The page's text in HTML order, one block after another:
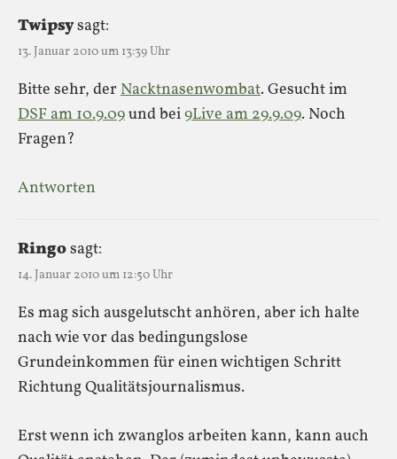
Twipsysagt:
13. Januar 2010 um 13:39 Uhr
Bitte sehr, der Nacktnasenwombat. Gesucht im
DSF am 10.9.09und bei9Live am 29.9.09. Noch
Fragen?
Antworten
Ringosagt:
14. Januar 2010 um 12:50 Uhr
Es mag sich ausgelutscht anhören, aber ich halte
nach wie vor das bedingungslose
Grundeinkommen für einen wichtigen Schritt
Richtung Qualitätsjournalismus.
Erst wenn ich zwanglos arbeiten kann, kann auch